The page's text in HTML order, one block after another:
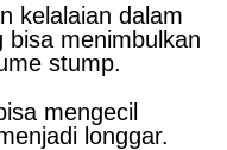
kelalaian dalam
bisa menimbulkan
stump.
mengecil
longgar.